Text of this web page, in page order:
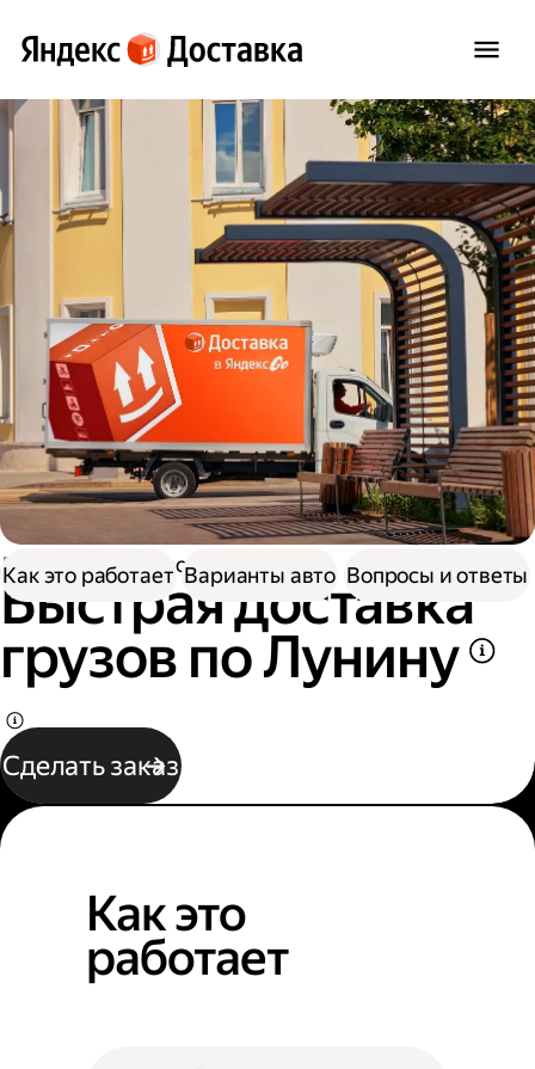
Доставка Грузоперевозки
Быстрая доставка
грузов по Лунину
Сделать заказ
Как это работает Варианты авто Вопросы и ответы
Как это
работает